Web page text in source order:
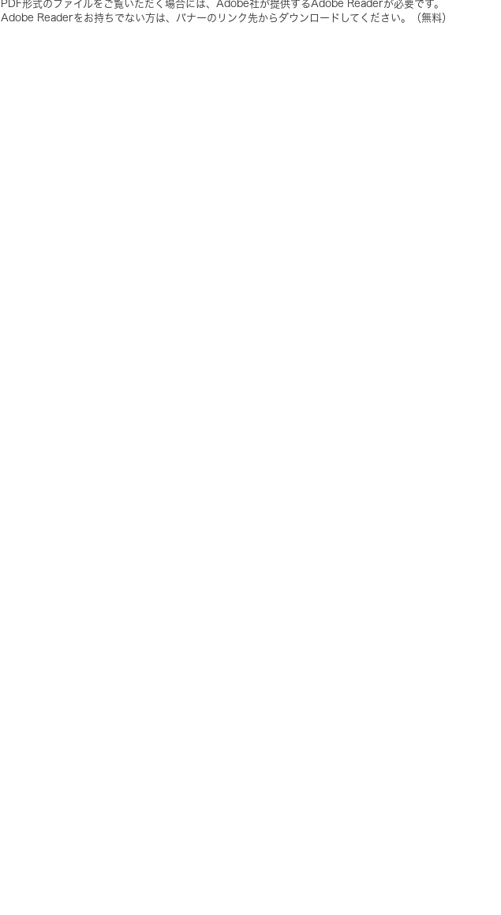
PDF形式のファイルをご覧いただく場合には、Adobe社が提供するAdobe Readerが必要です。
Adobe Readerをお持ちでない方は、バナーのリンク先からダウンロードしてください。（無料）